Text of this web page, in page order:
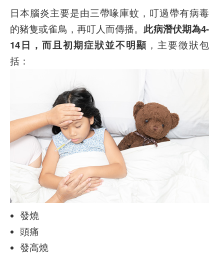
日本腦炎主要是由三帶喙庫蚊，叮過帶有病毒
的豬隻或雀鳥，再叮人而傳播。 此病潛伏期為4-
14日，而且初期症狀並不明顯 ，主要徵狀包
括：
發燒
頭痛
發高燒